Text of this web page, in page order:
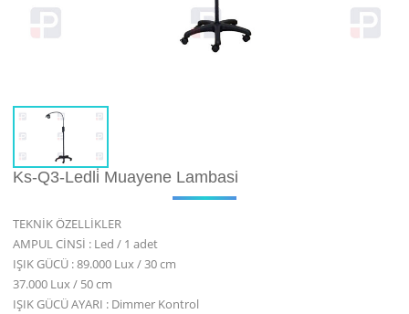
Ks-Q3-Ledli̇ Muayene Lambasi
TEKNİK ÖZELLİKLER
AMPUL CİNSİ : Led / 1 adet
IŞIK GÜCÜ : 89.000 Lux / 30 cm
37.000 Lux / 50 cm
IŞIK GÜCÜ AYARI : Dimmer Kontrol